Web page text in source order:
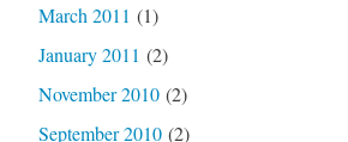
March 2011 (1)
January 2011 (2)
November 2010(2)
September 2010(2)